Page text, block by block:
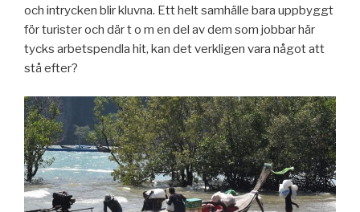
och intrycken blir kluvna. Ett helt samhälle bara uppbyggt
för turister och där t o m en del av dem som jobbar här
tycks arbetspendla hit, kan det verkligen vara något att
stå efter?